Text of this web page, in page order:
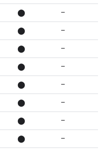
⬤ –
⬤ –
⬤ –
⬤ –
⬤ –
⬤ –
⬤ –
⬤ –